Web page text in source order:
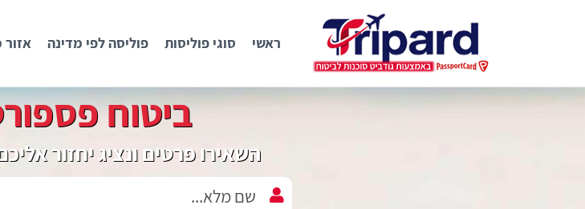
ראשי סוגי פוליסות פוליסה לפי מדינה אזור
ביטוח
השאירו פרטים ונציג יחזור